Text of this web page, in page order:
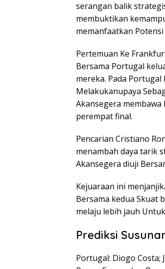
serangan balik
membuktikan
memanfaatkan
Pertemuan Ke
Bersama Portugal
mereka. Pada
Melakukanupaya
Akansegera
perempat final.
Pencarian Cristiano
menambah daya tarik
Akansegera diuji
Kejuaraan ini
Bersama kedua Skuat
melaju lebih jauh
Prediksi
Portugal: Diogo Costa;